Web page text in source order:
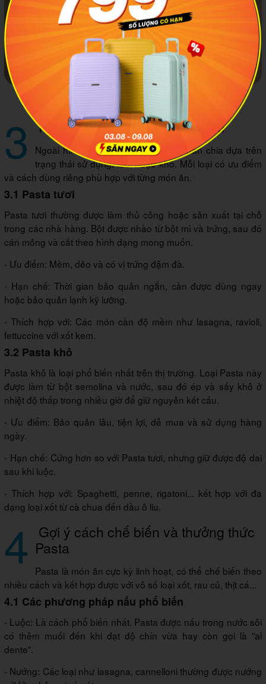
Một số loại Pasta nhỏ. Ảnh: Domino's Pizza
3 Phân loại Pasta theo trạng thái
Ngoài hình dạng, Pasta còn được phân chia dựa trên
trạng thái sử dụng: tươi hoặc khô. Mỗi loại có ưu điểm
và cách dùng riêng phù hợp với từng món ăn.
3.1 Pasta tươi
Pasta tươi thường được làm thủ công hoặc sản xuất tại chỗ
trong các nhà hàng. Bột được nhào từ bột mì và trứng, sau đó
cán mỏng và cắt theo hình dạng mong muốn.
- Ưu điểm: Mềm, dẻo và có vị trứng đậm đà.
- Hạn chế: Thời gian bảo quản ngắn, cần được dùng ngay
hoặc bảo quản lạnh kỹ lưỡng.
- Thích hợp với: Các món cần độ mềm như lasagna, ravioli,
fettuccine với xốt kem.
3.2 Pasta khô
Pasta khô là loại phổ biến nhất trên thị trường. Loại Pasta này
được làm từ bột semolina và nước, sau đó ép và sấy khô ở
nhiệt độ thấp trong nhiều giờ để giữ nguyên kết cấu.
- Ưu điểm: Bảo quản lâu, tiện lợi, dễ mua và sử dụng hàng
ngày.
- Hạn chế: Cứng hơn so với Pasta tươi, nhưng giữ được độ dai
sau khi luộc.
- Thích hợp với: Spaghetti, penne, rigatoni... kết hợp với đa
dạng loại xốt từ cà chua đến dầu ô liu.
4 Gợi ý cách chế biến và thưởng thức
Pasta
Pasta là món ăn cực kỳ linh hoạt, có thể chế biến theo
nhiều cách và kết hợp được với vô số loại xốt, rau củ, thịt cá...
4.1 Các phương pháp nấu phổ biến
- Luộc: Là cách phổ biến nhất. Pasta được nấu trong nước sôi
có thêm muối đến khi đạt độ chín vừa hay còn gọi là "al
dente".
- Nướng: Các loại như lasagna, cannelloni thường được nướng